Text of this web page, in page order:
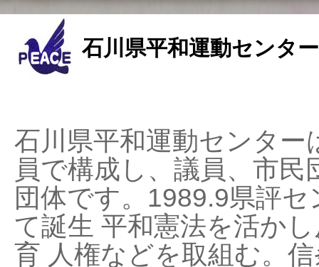
石川県平和運動センタ
石川県平和運動センタ
員で構成し、議員、市
団体です。1989.9県評
て誕生 平和憲法を活か
育 人権などを取組む。